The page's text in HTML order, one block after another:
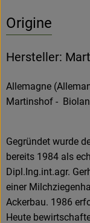
Origine
Hersteller:
Allemagne
Martinshof -
Gegründet wurde
bereits 1984 als
Dipl.Ing.int.agr.
einer
Ackerbau. 1986
Heute